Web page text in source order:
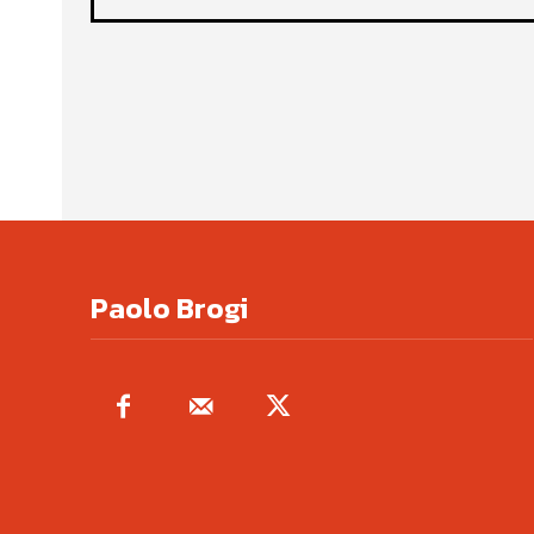
Paolo Brogi